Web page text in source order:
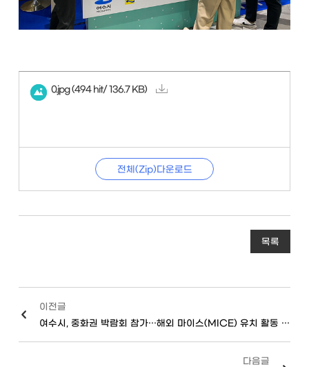
0.jpg (494 hit/ 136.7 KB)
전체(Zip)다운로드
목록
이전글
여수시, 중화권 박람회 참가…해외 마이스(MICE) 유치 활동 총력(24.11.6.)
다음글